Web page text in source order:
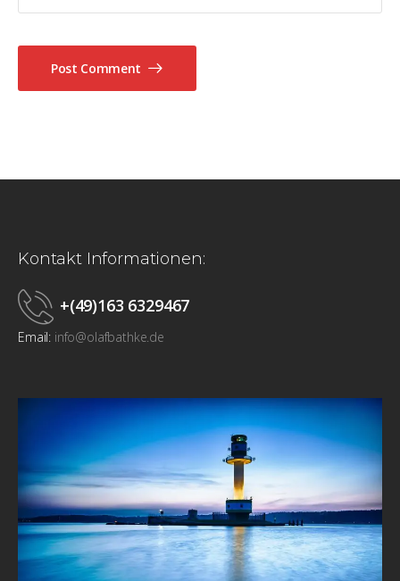
Post Comment
Kontakt Informationen:
+(49)163 6329467
Email: info@olafbathke.de